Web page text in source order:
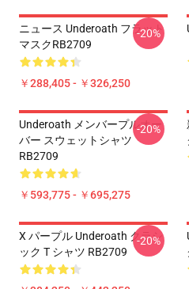
ニュース Underoath フラット
マスクRB2709
￥288,405 - ￥326,250
-20%
Underoath メンバープルオー
バー スウェットシャツ
RB2709
￥593,775 - ￥695,275
-20%
X パープル Underoath クラシ
ック T シャツ RB2709
-20%